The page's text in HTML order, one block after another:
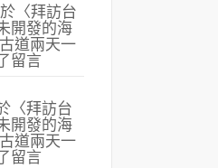
〈拜訪台
開發的海
道兩天一
留言
〈拜訪台
開發的海
道兩天一
留言